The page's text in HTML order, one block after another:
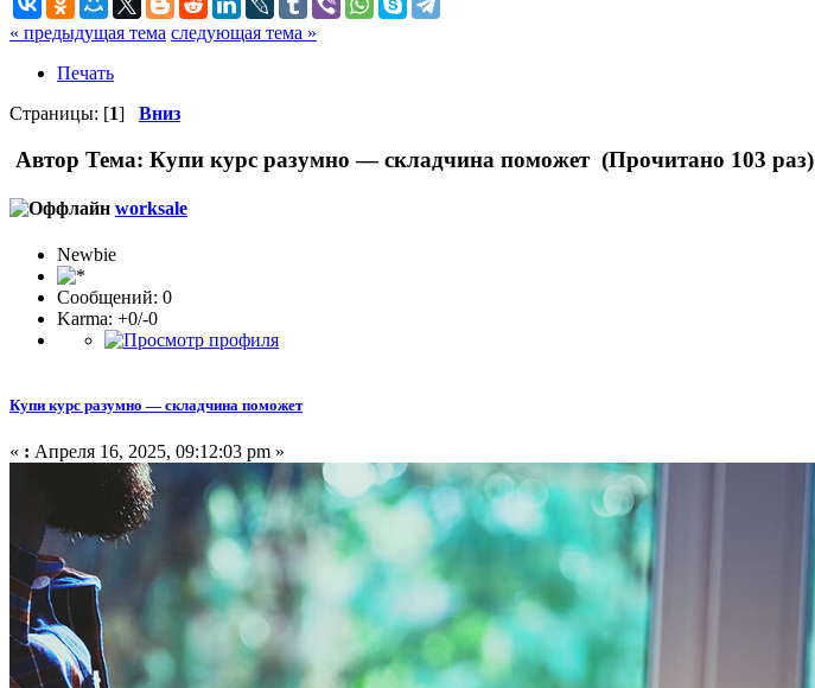
« предыдущая тема следующая тема »
Печать
Страницы: [1] Вниз
Автор Тема: Купи курс разумно — складчина поможет (Прочитано 103 раз)
worksale
Newbie
Сообщений: 0
Karma: +0/-0
Купи курс разумно — складчина поможет
« : Апреля 16, 2025, 09:12:03 pm »